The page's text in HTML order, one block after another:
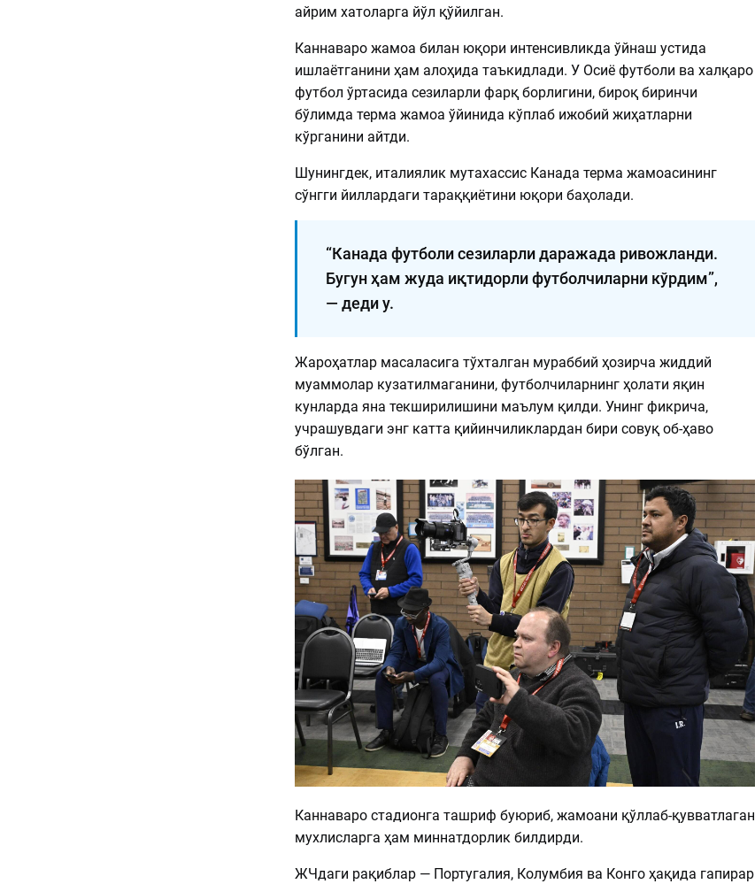
айрим хатоларга йўл қўйилган.
Каннаваро жамоа билан юқори интенсивликда ўйнаш устида
ишлаётганини ҳам алоҳида таъкидлади. У Осиё футболи ва халқаро
футбол ўртасида сезиларли фарқ борлигини, бироқ биринчи
бўлимда терма жамоа ўйинида кўплаб ижобий жиҳатларни
кўрганини айтди.
Шунингдек, италиялик мутахассис Канада терма жамоасининг
сўнгги йиллардаги тараққиётини юқори баҳолади.
“Канада футболи сезиларли даражада ривожланди.
Бугун ҳам жуда иқтидорли футболчиларни кўрдим”,
— деди у.
Жароҳатлар масаласига тўхталган мураббий ҳозирча жиддий
муаммолар кузатилмаганини, футболчиларнинг ҳолати яқин
кунларда яна текширилишини маълум қилди. Унинг фикрича,
учрашувдаги энг катта қийинчиликлардан бири совуқ об-ҳаво
бўлган.
Каннаваро стадионга ташриф буюриб, жамоани қўллаб-қувватлаган
мухлисларга ҳам миннатдорлик билдирди.
ЖЧдаги рақиблар — Португалия, Колумбия ва Конго ҳақида гапирар